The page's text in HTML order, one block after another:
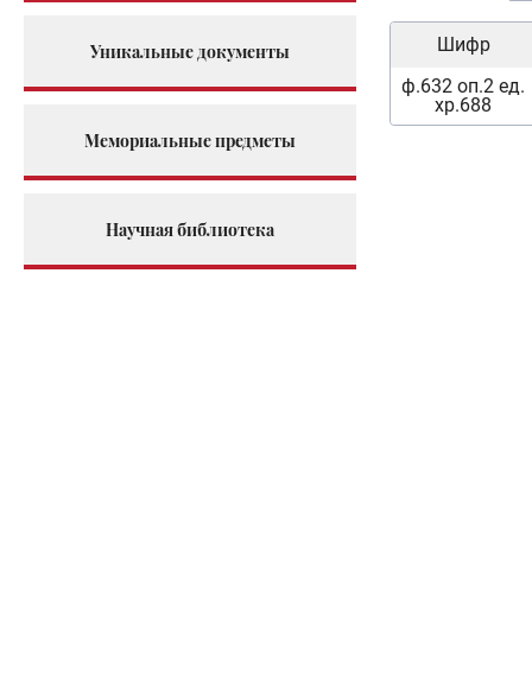
Уникальные документы
Мемориальные предметы
Научная библиотека
Шифр
ф.632 оп.2 ед.
хр.688